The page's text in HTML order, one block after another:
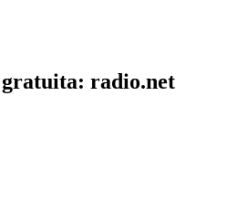
gratuita: radio.net